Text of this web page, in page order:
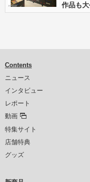
作品も大
Contents
ニュース
インタビュー
レポート
動画
特集サイト
店舗特典
グッズ